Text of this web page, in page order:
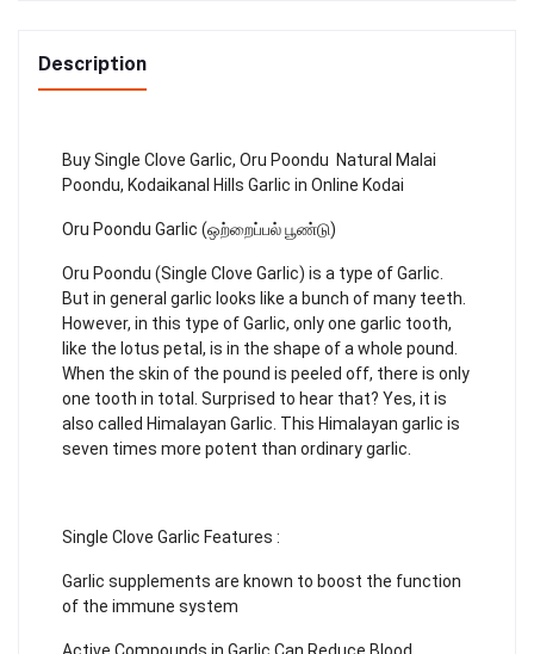
Description
Buy Single Clove Garlic, Oru Poondu Natural Malai
Poondu, Kodaikanal Hills Garlic in Online Kodai
Oru Poondu Garlic (ஒற்றைப்பல் பூண்டு)
Oru Poondu (Single Clove Garlic) is a type of Garlic.
But in general garlic looks like a bunch of many teeth.
However, in this type of Garlic, only one garlic tooth,
like the lotus petal, is in the shape of a whole pound.
When the skin of the pound is peeled off, there is only
one tooth in total. Surprised to hear that? Yes, it is
also called Himalayan Garlic. This Himalayan garlic is
seven times more potent than ordinary garlic.
Single Clove Garlic Features :
Garlic supplements are known to boost the function
of the immune system